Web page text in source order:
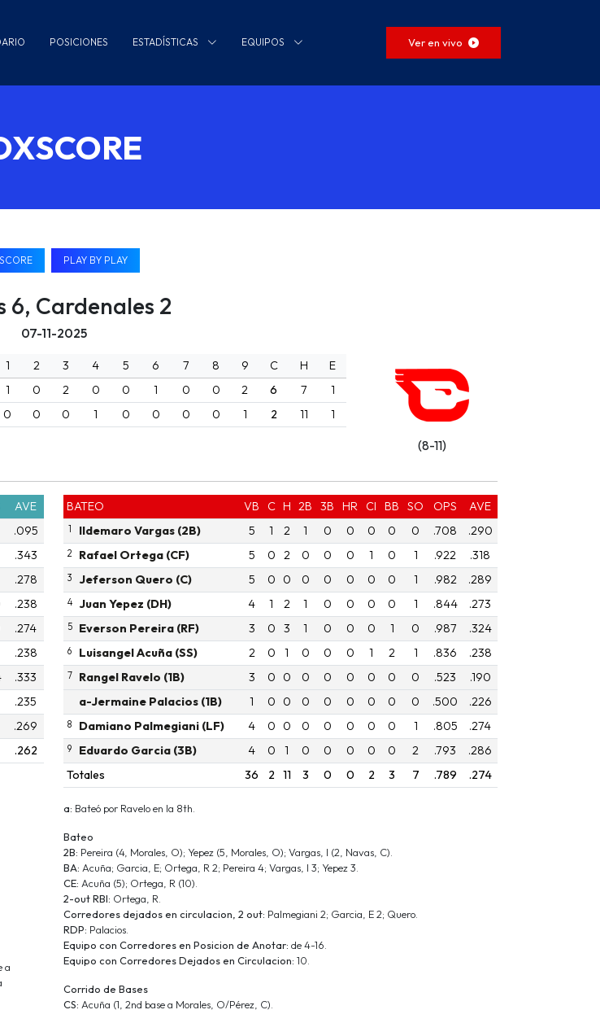
POSICIONES ESTADÍSTICAS EQUIPOS Ver en vivo
PLAY BY PLAY
6, Cardenales 2
07-11-2025
1 2 3 4 5 6 7 8 9 C H
E
1 0 2 0 0 1 0 0 2 6 7
1
0 0 0 1 0 0 0 0 1 2 11 1
(8-11)
AVE
.095
.343
.278
.238
.274
.238
.333
.235
.269
.262
a
BATEO VB C H 2B 3B HR CI BB SO OPS AVE
1 Ildemaro Vargas (2B) 5 1 2 1 0 0 0 0 0 .708 .290
2 Rafael Ortega (CF) 5 0 2 0 0 0 1 0 1 .922 .318
3 Jeferson Quero (C) 5 0 0 0 0 0 0 0 1 .982 .289
4 Juan Yepez (DH) 4 1 2 1 0 0 0 0 1 .844 .273
5 Everson Pereira (RF) 3 0 3 1 0 0 0 1 0 .987 .324
6 Luisangel Acuña (SS) 2 0 1 0 0 0 1 2 1 .836 .238
7 Rangel Ravelo (1B) 3 0 0 0 0 0 0 0 0 .523
.190
a-Jermaine Palacios (1B)
1 0 0 0 0 0 0 0 0 .500 .226
8 Damiano Palmegiani (LF) 4 0 0 0 0 0 0 0 1 .805 .274
9 Eduardo Garcia (3B) 4 0 1 0 0 0 0 0 2 .793
.286
Totales
36 2 11 3 0 0 2 3 7 .789 .274
a: Bateó por Ravelo en la 8th.
Bateo
2B: Pereira (4, Morales, O); Yepez (5, Morales, O); Vargas, I (2, Navas, C).
BA: Acuña; Garcia, E; Ortega, R 2; Pereira 4; Vargas, I 3; Yepez 3.
CE: Acuña (5); Ortega, R (10).
2-out RBI: Ortega, R.
Corredores dejados en circulacion, 2 out: Palmegiani 2; Garcia, E 2; Quero.
RDP: Palacios.
Equipo con Corredores en Posicion de Anotar: de 4-16.
Equipo con Corredores Dejados en Circulacion: 10.
Corrido de Bases
CS: Acuña (1, 2nd base a Morales, O/Pérez, C).